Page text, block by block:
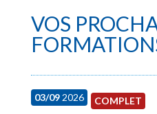
VOS
03/092026 COMPLET